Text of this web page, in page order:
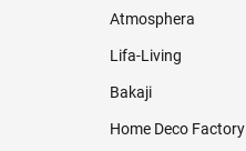
Atmosphera
Lifa-Living
Bakaji
Home Deco Factory